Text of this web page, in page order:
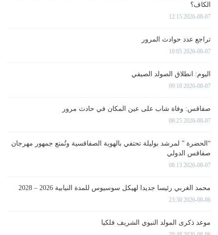
الكاف؟
2026-08-07 12:15
تراجع عدد حوادث المرور
2026-08-07 10:05
اليوم: انطلاق الصولد الصيفي
2026-08-07 09:10
صفاقس: وفاة شاب على عين المكان في حادث مرور
2026-08-07 08:25
“الحضرة ” لمرشد بوليلة تحتفي بالهوية الصفاقسية وتُمتع جمهور مهرجان
صفاقس الدولي
2026-08-07 08:13
محمد الغربي رئيسا جديدا لهيكل سوسيوس للمدة النيابية 2026 – 2028
2026-08-06 23:30
موعد ذكرى المولد النبوي الشريف فلكيا